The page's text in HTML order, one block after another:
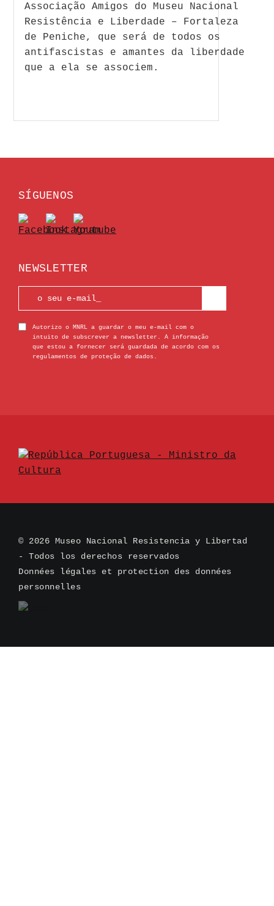
Associação Amigos do Museu Nacional
Resistência e Liberdade – Fortaleza
de Peniche, que será de todos os
antifascistas e amantes da liberdade
que a ela se associem.
SÍGUENOS
NEWSLETTER
Autorizo o MNRL a guardar o meu e-mail com o
intuito de subscrever a newsletter. A informação
que estou a fornecer será guardada de acordo com os
regulamentos de proteção de dados.
© 2026 Museo Nacional Resistencia y Libertad
- Todos los derechos reservados
Données légales et protection des données
personnelles